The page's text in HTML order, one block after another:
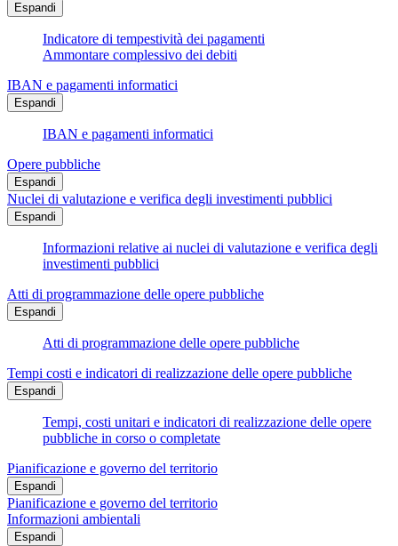
Espandi
Indicatore di tempestività dei pagamenti
Ammontare complessivo dei debiti
IBAN e pagamenti informatici
Espandi
IBAN e pagamenti informatici
Opere pubbliche
Espandi
Nuclei di valutazione e verifica degli investimenti pubblici
Espandi
Informazioni relative ai nuclei di valutazione e verifica degli
investimenti pubblici
Atti di programmazione delle opere pubbliche
Espandi
Atti di programmazione delle opere pubbliche
Tempi costi e indicatori di realizzazione delle opere pubbliche
Espandi
Tempi, costi unitari e indicatori di realizzazione delle opere
pubbliche in corso o completate
Pianificazione e governo del territorio
Espandi
Pianificazione e governo del territorio
Informazioni ambientali
Espandi